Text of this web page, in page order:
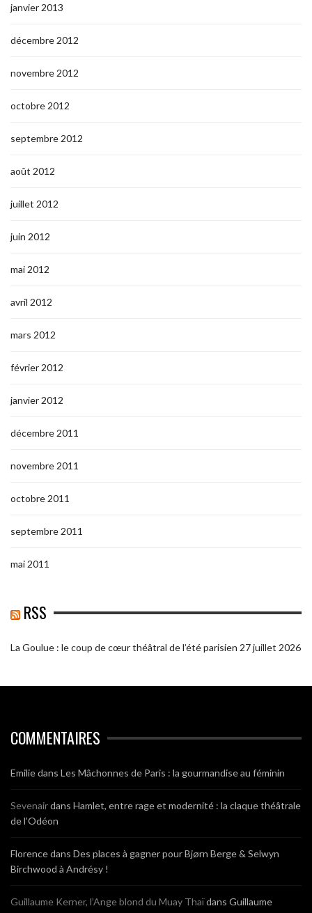
janvier 2013
décembre 2012
novembre 2012
octobre 2012
septembre 2012
août 2012
juillet 2012
juin 2012
mai 2012
avril 2012
mars 2012
février 2012
janvier 2012
décembre 2011
novembre 2011
octobre 2011
septembre 2011
mai 2011
RSS
La Goulue : le coup de cœur théâtral de l’été parisien 27 juillet 2026
COMMENTAIRES
Emiliedans Les Mâchonnes de Paris : la gourmandise au féminin
Sevenairdans Hamlet, entre rage et modernité : la claque théâtrale
de l’Odéon
Florencedans Des places à gagner pour Bjørn Berge & Selwyn
Birchwood à Andrésy !
Guillaume Kerner, l’Ange blond du Muay Thaïdans Guillaume